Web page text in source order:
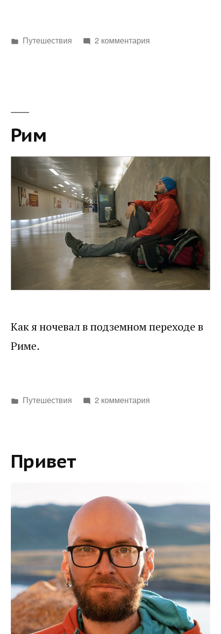
Написано
Путешествия 2 комментария
Рим
Как я ночевал в подземном переходе в
Риме.
Написано
Путешествия 2 комментария
Привет